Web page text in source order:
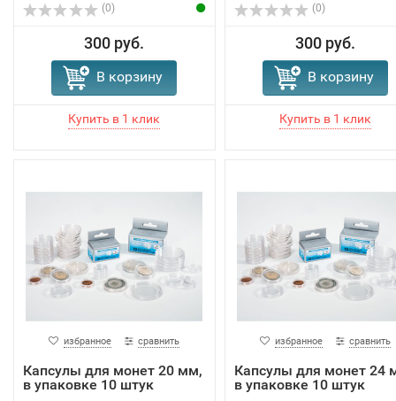
(0)
300 руб.
В корзину
(0)
300 руб.
В корзину
избранное сравнить
Капсулы для монет 20 мм,
в упаковке 10 штук
избранное сравнить
Капсулы для монет 24
в упаковке 10 штук